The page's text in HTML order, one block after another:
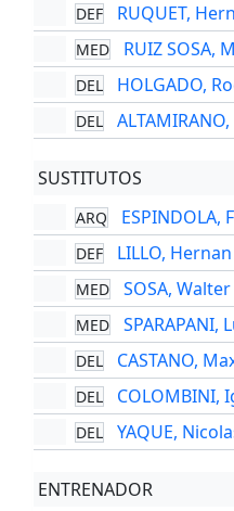
DEF RUQUET,
MED RUIZ SOSA,
DEL HOLGADO,
DEL
SUSTITUTOS
ARQ ESPINDOLA,
DEF LILLO, Hernan
MED SOSA, Walter
MED SPARAPANI,
DEL CASTANO,
DEL COLOMBINI,
DEL YAQUE,
ENTRENADOR